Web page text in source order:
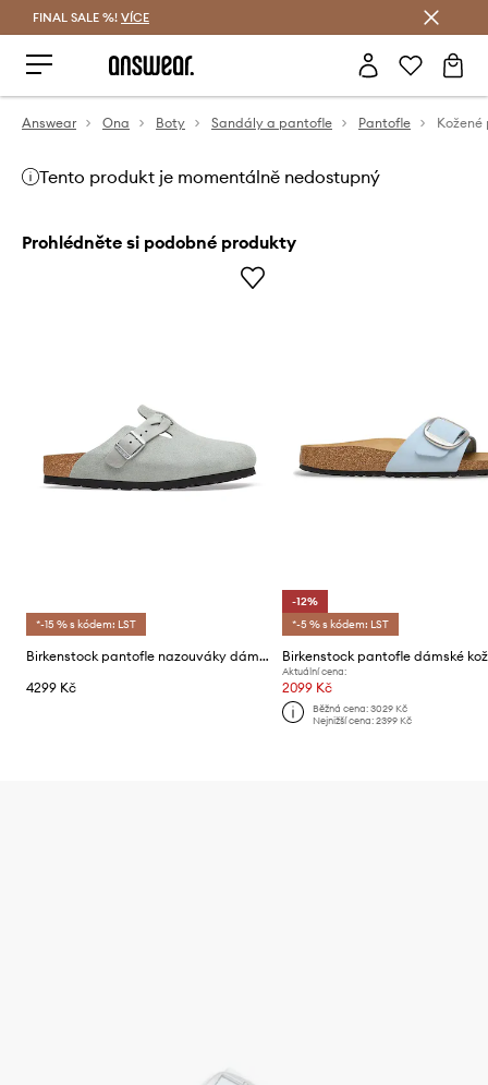
FINAL SALE %! VÍCE
Answear Ona Boty Sandály a pantofle Pantofle
Tento produkt je momentálně nedostupný
Prohlédněte si podobné produkty
*-15 % s kódem: LST
Birkenstock pantofle nazouváky dámské semišové Boston Braided Suede Leather
4299 Kč
-12%
*-5 % s kódem: LST
Aktuální cena:
2099 Kč
Běžná cena: 3029 Kč
Nejnižší cena: 2399 Kč